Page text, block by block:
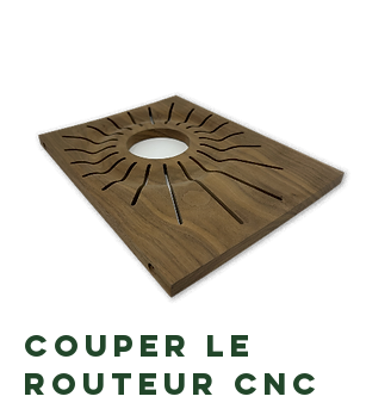
Couper le
routeur CNC